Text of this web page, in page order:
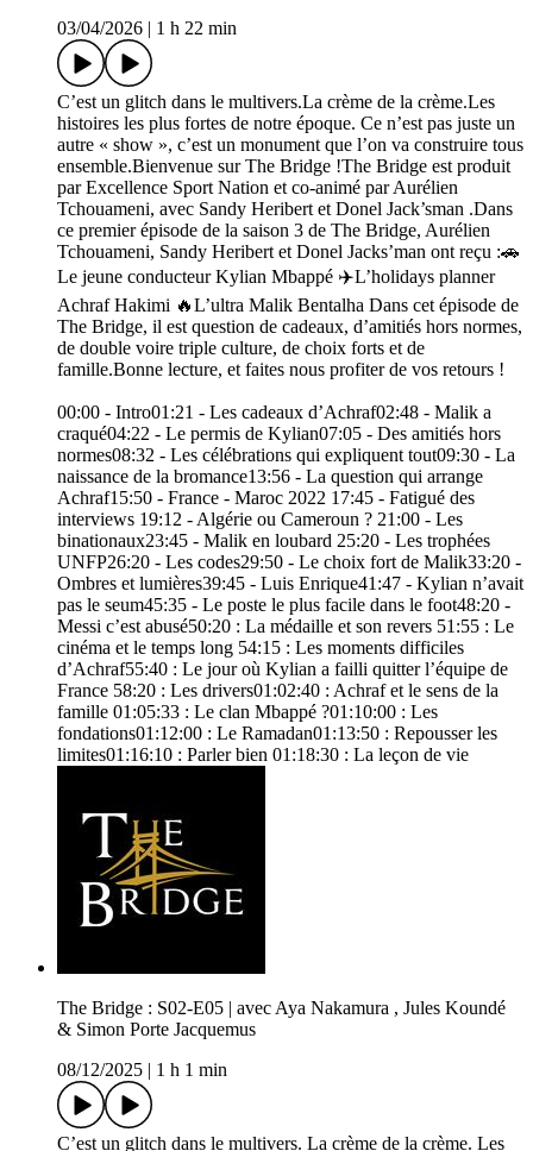
03/04/2026
1 h 22 min
C’est un glitch dans le multivers.La crème de la crème.Les
histoires les plus fortes de notre époque. Ce n’est pas juste un
autre « show », c’est un monument que l’on va construire tous
ensemble.Bienvenue sur The Bridge !The Bridge est produit
par Excellence Sport Nation et co-animé par Aurélien
Tchouameni, avec Sandy Heribert et Donel Jack’sman .Dans
ce premier épisode de la saison 3 de The Bridge, Aurélien
Tchouameni, Sandy Heribert et Donel Jacks’man ont reçu :🚗
Le jeune conducteur Kylian Mbappé ✈️L’holidays planner
Achraf Hakimi 🔥L’ultra Malik Bentalha Dans cet épisode de
The Bridge, il est question de cadeaux, d’amitiés hors normes,
de double voire triple culture, de choix forts et de
famille.Bonne lecture, et faites nous profiter de vos retours !
00:00 - Intro01:21 - Les cadeaux d’Achraf02:48 - Malik a
craqué04:22 - Le permis de Kylian07:05 - Des amitiés hors
normes08:32 - Les célébrations qui expliquent tout09:30 - La
naissance de la bromance13:56 - La question qui arrange
Achraf15:50 - France - Maroc 2022 17:45 - Fatigué des
interviews 19:12 - Algérie ou Cameroun ? 21:00 - Les
binationaux23:45 - Malik en loubard 25:20 - Les trophées
UNFP26:20 - Les codes29:50 - Le choix fort de Malik33:20 -
Ombres et lumières39:45 - Luis Enrique41:47 - Kylian n’avait
pas le seum45:35 - Le poste le plus facile dans le foot48:20 -
Messi c’est abusé50:20 : La médaille et son revers 51:55 : Le
cinéma et le temps long 54:15 : Les moments difficiles
d’Achraf55:40 : Le jour où Kylian a failli quitter l’équipe de
France 58:20 : Les drivers01:02:40 : Achraf et le sens de la
famille 01:05:33 : Le clan Mbappé ?01:10:00 : Les
fondations01:12:00 : Le Ramadan01:13:50 : Repousser les
limites01:16:10 : Parler bien 01:18:30 : La leçon de vie
The Bridge : S02-E05 | avec Aya Nakamura , Jules Koundé
& Simon Porte Jacquemus
08/12/2025
1 h 1 min
C’est un glitch dans le multivers. La crème de la crème. Les